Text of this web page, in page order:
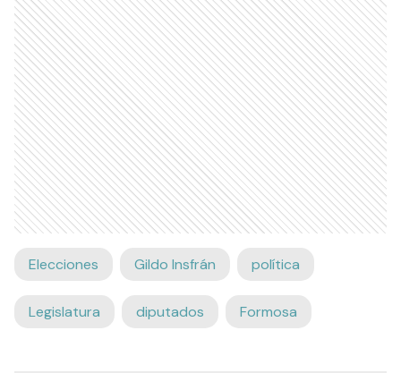
Elecciones Gildo Insfrán política
Legislatura diputados Formosa